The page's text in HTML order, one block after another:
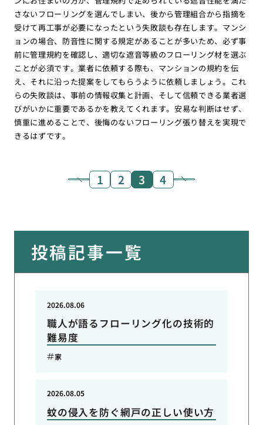
さないフローリングを選んでしまい、後から管理組合から指摘を
受けて再工事が必要になったという失敗談も存在します。マンシ
ョンの場合、防音性に関する規定があることが多いため、必ず事
前に管理規約を確認し、適切な遮音等級のフローリング材を選ぶ
ことが必須です。業者に依頼する際も、マンションの規約を伝
え、それに沿った提案をしてもらうように依頼しましょう。これ
らの失敗談は、事前の情報収集と計画、そして信頼できる業者選
びがいかに重要であるかを教えてくれます。安易な判断はせず、
慎重に進めることで、後悔のないフローリング張り替えを実現で
きるはずです。
1 2 3 4
投稿記事一覧
職人が語るフローリング化の技術的
難易度
2026.08.06
家
蚊の侵入を防ぐ網戸の正しい使い方
2026.08.05